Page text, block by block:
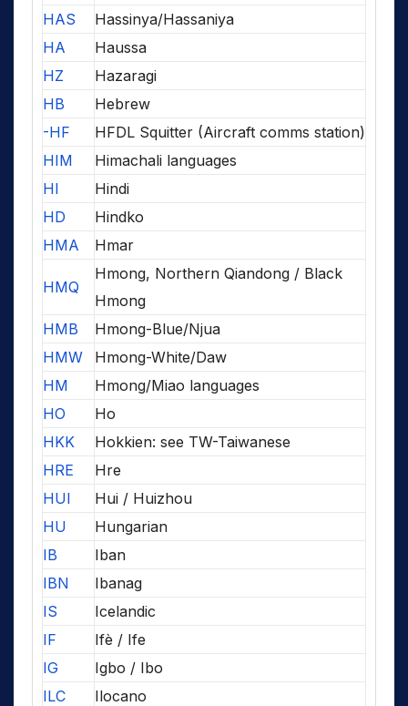
HAS
Hassinya/Hassaniya
HA
Haussa
HZ
Hazaragi
HB
Hebrew
-HF
HFDL Squitter (Aircraft comms station)
HIM
Himachali languages
HI
Hindi
HD
Hindko
HMA
Hmar
HMQ
Hmong, Northern Qiandong / Black
Hmong
HMB
Hmong-Blue/Njua
HMW
Hmong-White/Daw
HM
Hmong/Miao languages
HO
Ho
HKK
Hokkien: see TW-Taiwanese
HRE
Hre
HUI
Hui / Huizhou
HU
Hungarian
IB
Iban
IBN
Ibanag
IS
Icelandic
IF
Ifè / Ife
IG
Igbo / Ibo
ILC
Ilocano